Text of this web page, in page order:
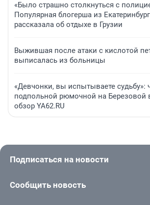
«Было страшно столкнуться с
Популярная блогерша из
рассказала об отдыхе в Грузии
Выжившая после атаки с кислотой
выписалась из больницы
«Девчонки, вы испытываете судьбу»:
подпольной рюмочной на Березовой
обзор YA62.RU
Подписаться на новости
Сообщить новость